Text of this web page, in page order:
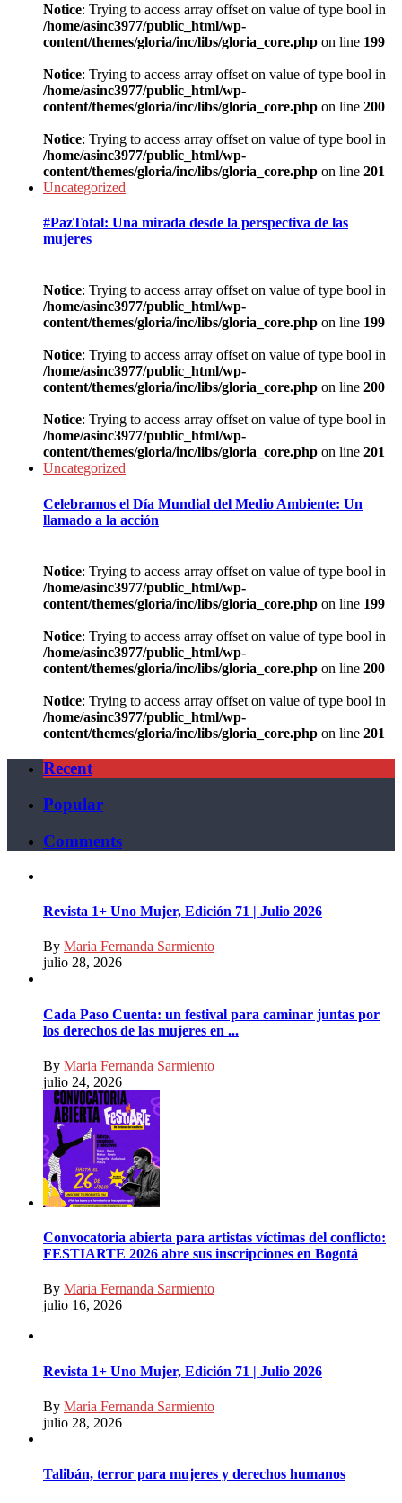
Notice: Trying to access array offset on value of type bool in
/home/asinc3977/public_html/wp-
content/themes/gloria/inc/libs/gloria_core.php on line 199
Notice: Trying to access array offset on value of type bool in
/home/asinc3977/public_html/wp-
content/themes/gloria/inc/libs/gloria_core.php on line 200
Notice: Trying to access array offset on value of type bool in
/home/asinc3977/public_html/wp-
content/themes/gloria/inc/libs/gloria_core.php on line 201
Uncategorized
#PazTotal: Una mirada desde la perspectiva de las
mujeres
Notice: Trying to access array offset on value of type bool in
/home/asinc3977/public_html/wp-
content/themes/gloria/inc/libs/gloria_core.php on line 199
Notice: Trying to access array offset on value of type bool in
/home/asinc3977/public_html/wp-
content/themes/gloria/inc/libs/gloria_core.php on line 200
Notice: Trying to access array offset on value of type bool in
/home/asinc3977/public_html/wp-
content/themes/gloria/inc/libs/gloria_core.php on line 201
Uncategorized
Celebramos el Día Mundial del Medio Ambiente: Un
llamado a la acción
Notice: Trying to access array offset on value of type bool in
/home/asinc3977/public_html/wp-
content/themes/gloria/inc/libs/gloria_core.php on line 199
Notice: Trying to access array offset on value of type bool in
/home/asinc3977/public_html/wp-
content/themes/gloria/inc/libs/gloria_core.php on line 200
Notice: Trying to access array offset on value of type bool in
/home/asinc3977/public_html/wp-
content/themes/gloria/inc/libs/gloria_core.php on line 201
Recent
Popular
Comments
Revista 1+ Uno Mujer, Edición 71 | Julio 2026
By Maria Fernanda Sarmiento
julio 28, 2026
Cada Paso Cuenta: un festival para caminar juntas por
los derechos de las mujeres en ...
By Maria Fernanda Sarmiento
julio 24, 2026
Convocatoria abierta para artistas víctimas del conflicto:
FESTIARTE 2026 abre sus inscripciones en Bogotá
By Maria Fernanda Sarmiento
julio 16, 2026
Revista 1+ Uno Mujer, Edición 71 | Julio 2026
By Maria Fernanda Sarmiento
julio 28, 2026
Talibán, terror para mujeres y derechos humanos